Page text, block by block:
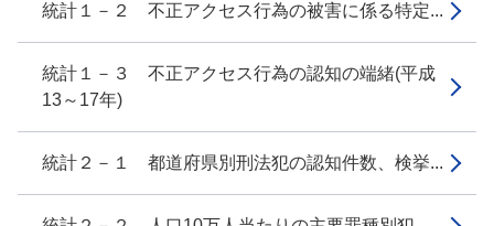
統計１－２ 不正アクセス行為の被害に係る特定...
統計１－３ 不正アクセス行為の認知の端緒(平成
13～17年)
統計２－１ 都道府県別刑法犯の認知件数、検挙...